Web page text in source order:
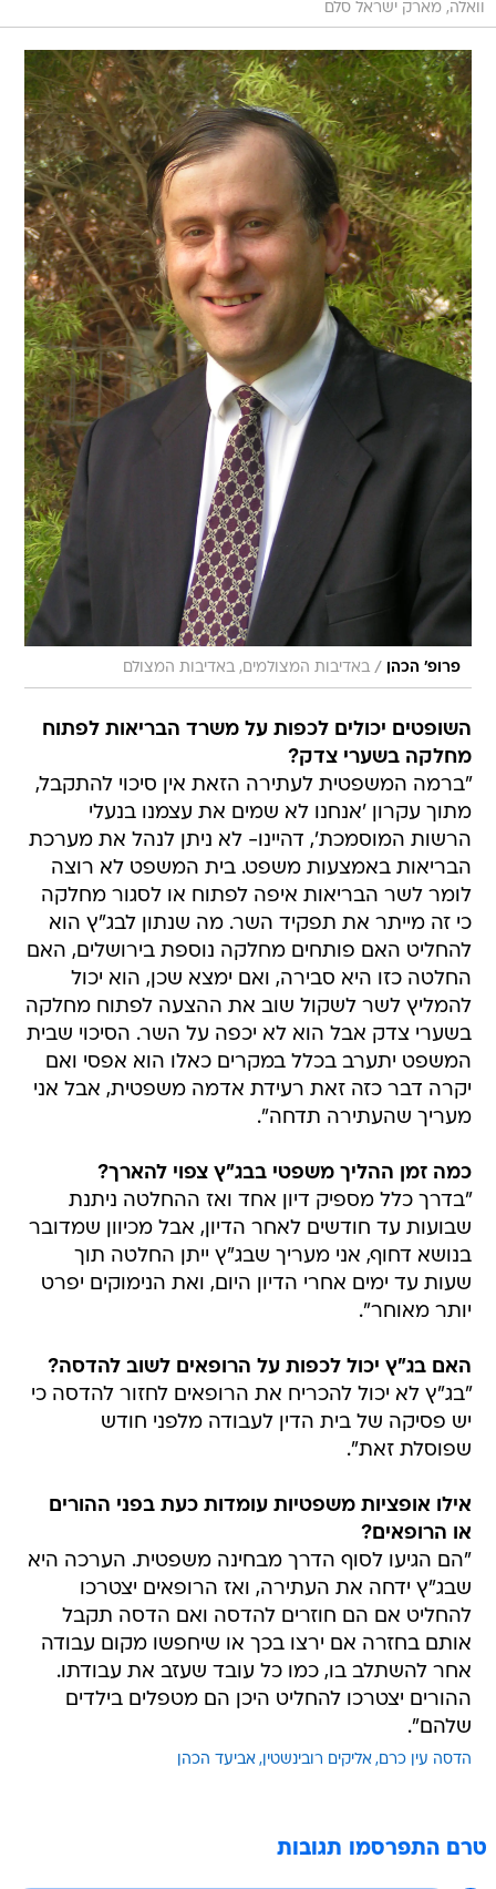
וואלה, מארק ישראל סלם
פרופ' הכהן / באדיבות המצולמים, באדיבות המצולם
השופטים יכולים לכפות על משרד הבריאות לפתוח
מחלקה בשערי צדק?
"ברמה המשפטית לעתירה הזאת אין סיכוי להתקבל,
מתוך עקרון 'אנחנו לא שמים את עצמנו בנעלי
הרשות המוסמכת', דהיינו- לא ניתן לנהל את מערכת
הבריאות באמצעות משפט. בית המשפט לא רוצה
לומר לשר הבריאות איפה לפתוח או לסגור מחלקה
כי זה מייתר את תפקיד השר. מה שנתון לבג"ץ הוא
להחליט האם פותחים מחלקה נוספת בירושלים, האם
החלטה כזו היא סבירה, ואם ימצא שכן, הוא יכול
להמליץ לשר לשקול שוב את ההצעה לפתוח מחלקה
בשערי צדק אבל הוא לא יכפה על השר. הסיכוי שבית
המשפט יתערב בכלל במקרים כאלו הוא אפסי ואם
יקרה דבר כזה זאת רעידת אדמה משפטית, אבל אני
מעריך שהעתירה תדחה".
כמה זמן ההליך משפטי בבג"ץ צפוי להארך?
"בדרך כלל מספיק דיון אחד ואז ההחלטה ניתנת
שבועות עד חודשים לאחר הדיון, אבל מכיוון שמדובר
בנושא דחוף, אני מעריך שבג"ץ ייתן החלטה תוך
שעות עד ימים אחרי הדיון היום, ואת הנימוקים יפרט
יותר מאוחר".
האם בג"ץ יכול לכפות על הרופאים לשוב להדסה?
"בג"ץ לא יכול להכריח את הרופאים לחזור להדסה כי
יש פסיקה של בית הדין לעבודה מלפני חודש
שפוסלת זאת".
אילו אופציות משפטיות עומדות כעת בפני ההורים
או הרופאים?
"הם הגיעו לסוף הדרך מבחינה משפטית. הערכה היא
שבג"ץ ידחה את העתירה, ואז הרופאים יצטרכו
להחליט אם הם חוזרים להדסה ואם הדסה תקבל
אותם בחזרה אם ירצו בכך או שיחפשו מקום עבודה
אחר להשתלב בו, כמו כל עובד שעזב את עבודתו.
ההורים יצטרכו להחליט היכן הם מטפלים בילדים
שלהם".
הדסה עין כרם אליקים רובינשטין אביעד הכהן
טרם התפרסמו תגובות